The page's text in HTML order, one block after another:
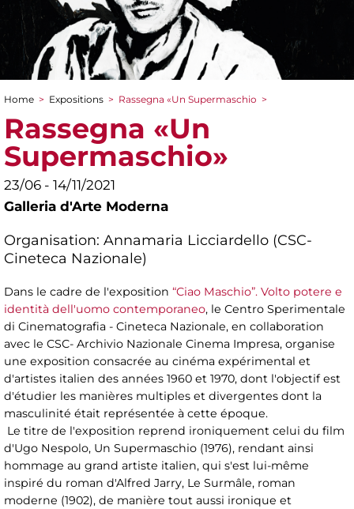
You are here
Home > Expositions > Rassegna «Un Supermaschio >
Rassegna «Un
Supermaschio»
23/06 - 14/11/2021
Galleria d'Arte Moderna
Organisation: Annamaria Licciardello (CSC-
Cineteca Nazionale)
Dans le cadre de l'exposition “Ciao Maschio”. Volto potere e
identità dell'uomo contemporaneo, le Centro Sperimentale
di Cinematografia - Cineteca Nazionale, en collaboration
avec le CSC- Archivio Nazionale Cinema Impresa, organise
une exposition consacrée au cinéma expérimental et
d'artistes italien des années 1960 et 1970, dont l'objectif est
d'étudier les manières multiples et divergentes dont la
masculinité était représentée à cette époque.
Le titre de l'exposition reprend ironiquement celui du film
d'Ugo Nespolo, Un Supermaschio (1976), rendant ainsi
hommage au grand artiste italien, qui s'est lui-même
inspiré du roman d'Alfred Jarry, Le Surmâle, roman
moderne (1902), de manière tout aussi ironique et